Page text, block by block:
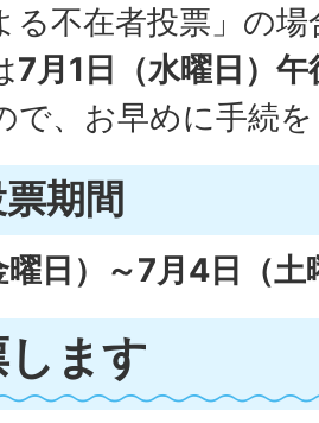
る不在者投票」の
7月1日（水曜日）
で、お早めに手続
期間
日）～7月4日（土
ます